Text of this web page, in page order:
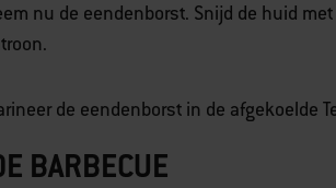
nu de eendenborst. Snijd de huid
de eendenborst in de afgekoelde
BARBECUE